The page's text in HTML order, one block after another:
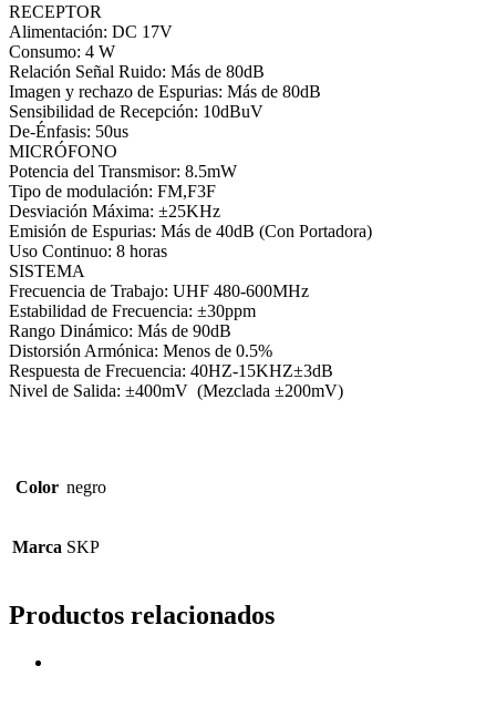
RECEPTOR
Alimentación: DC 17V
Consumo: 4 W
Relación Señal Ruido: Más de 80dB
Imagen y rechazo de Espurias: Más de 80dB
Sensibilidad de Recepción: 10dBuV
De-Énfasis: 50us
MICRÓFONO
Potencia del Transmisor: 8.5mW
Tipo de modulación: FM,F3F
Desviación Máxima: ±25KHz
Emisión de Espurias: Más de 40dB (Con Portadora)
Uso Continuo: 8 horas
SISTEMA
Frecuencia de Trabajo: UHF 480-600MHz
Estabilidad de Frecuencia: ±30ppm
Rango Dinámico: Más de 90dB
Distorsión Armónica: Menos de 0.5%
Respuesta de Frecuencia: 40HZ-15KHZ±3dB
Nivel de Salida: ±400mV (Mezclada ±200mV)
Color negro
Marca SKP
Productos relacionados